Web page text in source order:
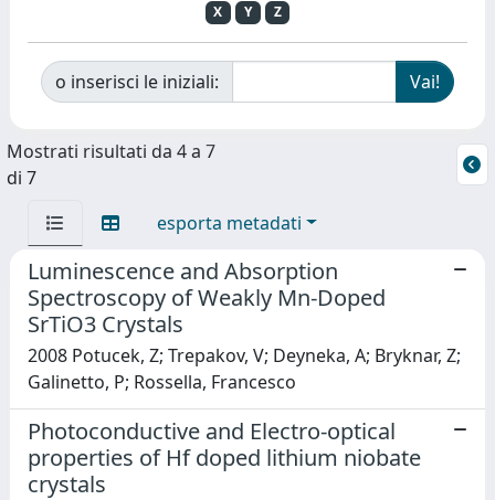
X
Y Z
o inserisci le iniziali:
Mostrati risultati da 4 a 7
di 7
esporta metadati
Luminescence and Absorption
Spectroscopy of Weakly Mn-Doped
SrTiO3 Crystals
2008 Potucek, Z; Trepakov, V; Deyneka, A; Bryknar, Z;
Galinetto, P; Rossella, Francesco
Photoconductive and Electro-optical
properties of Hf doped lithium niobate
crystals